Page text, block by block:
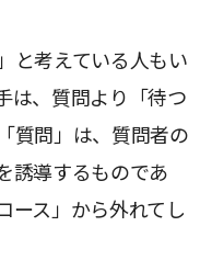
と考えている人もい
は、質問より「待つ
質問」は、質問者の
誘導するものであ
ース」から外れてし